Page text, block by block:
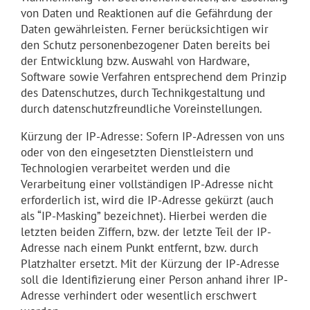
von Daten und Reaktionen auf die Gefährdung der
Daten gewährleisten. Ferner berücksichtigen wir
den Schutz personenbezogener Daten bereits bei
der Entwicklung bzw. Auswahl von Hardware,
Software sowie Verfahren entsprechend dem Prinzip
des Datenschutzes, durch Technikgestaltung und
durch datenschutzfreundliche Voreinstellungen.
Kürzung der IP-Adresse: Sofern IP-Adressen von uns
oder von den eingesetzten Dienstleistern und
Technologien verarbeitet werden und die
Verarbeitung einer vollständigen IP-Adresse nicht
erforderlich ist, wird die IP-Adresse gekürzt (auch
als “IP-Masking” bezeichnet). Hierbei werden die
letzten beiden Ziffern, bzw. der letzte Teil der IP-
Adresse nach einem Punkt entfernt, bzw. durch
Platzhalter ersetzt. Mit der Kürzung der IP-Adresse
soll die Identifizierung einer Person anhand ihrer IP-
Adresse verhindert oder wesentlich erschwert